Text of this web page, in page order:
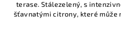
terase. Stálezelený, s
šťavnatými citrony, které může